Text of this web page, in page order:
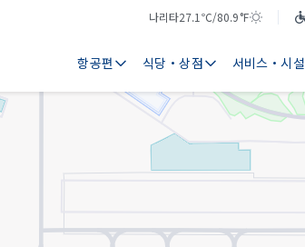
나리타
기
27.1℃/80.9°F
날
항공편 식당・상점 서비스・시설